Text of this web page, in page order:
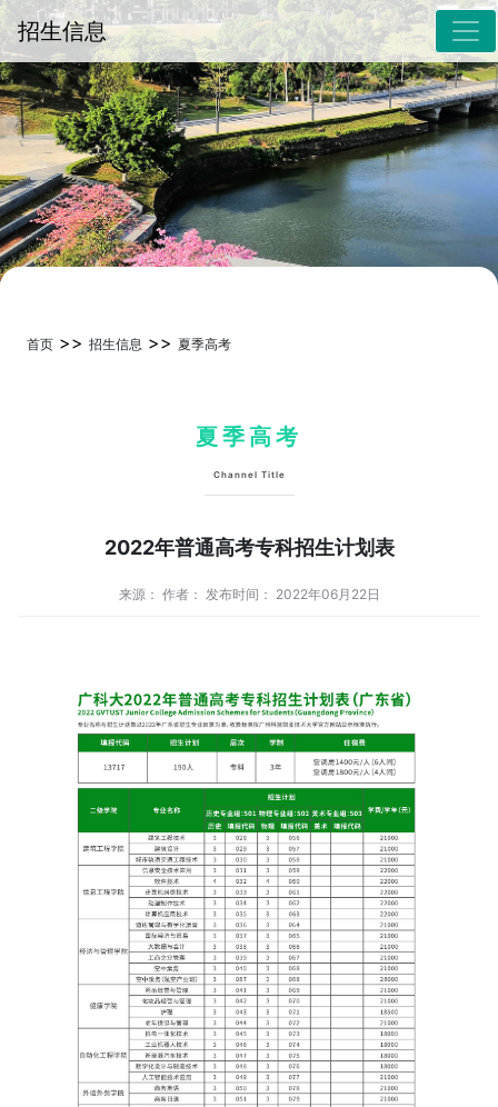
招生信息
首页 >>招生信息 >>夏季高考
夏季高考
Channel Title
2022年普通高考专科招生计划表
来源： 作者： 发布时间： 2022年06月22日